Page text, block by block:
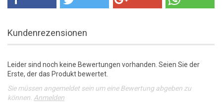
Kundenrezensionen
Leider sind noch keine Bewertungen vorhanden. Seien Sie der
Erste, der das Produkt bewertet.
Sie müssen angemeldet sein um eine Bewertung abgeben zu
können. Anmelden